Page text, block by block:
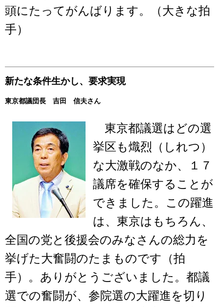
頭にたってがんばります。（大きな拍
手）
新たな条件生かし、要求実現
東京都議団長 吉田 信夫さん
東京都議選はどの選
挙区も熾烈（しれつ）
な大激戦のなか、１７
議席を確保することが
できました。この躍進
は、東京はもちろん、
全国の党と後援会のみなさんの総力を
挙げた大奮闘のたまものです（拍
手）。ありがとうございました。都議
選での奮闘が、参院選の大躍進を切り